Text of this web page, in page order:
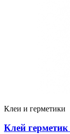
Клеи и герметики
Клей герметик